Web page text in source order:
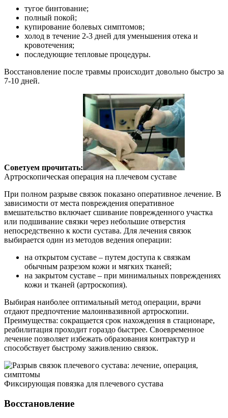
тугое бинтование;
полный покой;
купирование болевых симптомов;
холод в течение 2-3 дней для уменьшения отека и
кровотечения;
последующие тепловые процедуры.
Восстановление после травмы происходит довольно быстро за
7-10 дней.
Советуем прочитать:
Артроскопическая операция на плечевом суставе
При полном разрыве связок показано оперативное лечение. В
зависимости от места повреждения оперативное
вмешательство включает сшивание поврежденного участка
или подшивание связки через небольшие отверстия
непосредственно к кости сустава. Для лечения связок
выбирается один из методов ведения операции:
на открытом суставе – путем доступа к связкам
обычным разрезом кожи и мягких тканей;
на закрытом суставе – при минимальных повреждениях
кожи и тканей (артроскопия).
Выбирая наиболее оптимальный метод операции, врачи
отдают предпочтение малоинвазивной артроскопии.
Преимущества: сокращается срок нахождения в стационаре,
реабилитация проходит гораздо быстрее. Своевременное
лечение позволяет избежать образования контрактур и
способствует быстрому заживлению связок.
Фиксирующая повязка для плечевого сустава
Восстановление